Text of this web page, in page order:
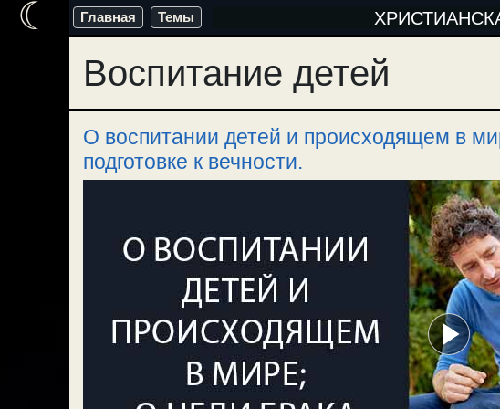
Перейти
содержимому
Главная Темы
Воспитание детей
О воспитании детей и происходящем в
подготовке к вечности.
☾